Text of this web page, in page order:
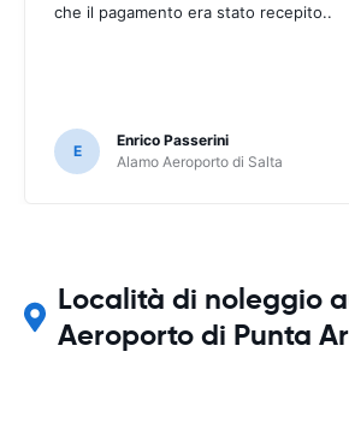
che il pagamento era stato recepito..
E
Enrico Passerini
Alamo Aeroporto di Salta
Località di noleggio
Aeroporto di Punta